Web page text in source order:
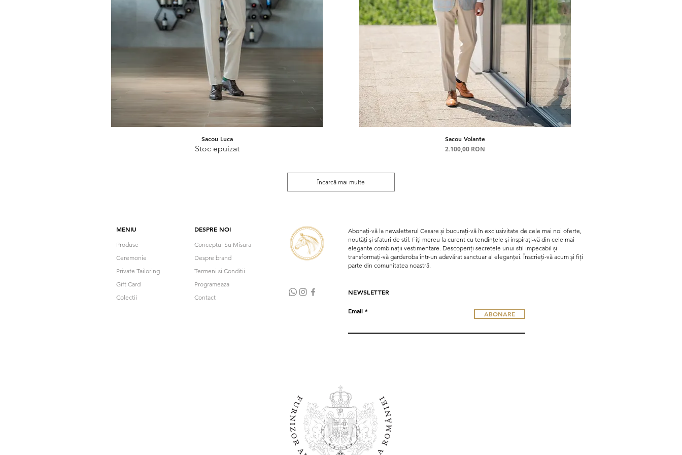
Afișare rapidă
Sacou Luca
Stoc epuizat
Afișare rapidă
Sacou Volante
Preț
2.100,00 RON
Încarcă mai multe
MENIU
Produse
Ceremonie
Private Tailoring
Gift Card
Colectii
DESPRE NOI
Conceptul Su Misura
Despre brand
Termeni si Conditii
Programeaza
Contact
Abonați-vă la newsletterul Cesare și bucurați-vă în exclusivitate de cele mai noi oferte,
noutăți și sfaturi de stil. Fiți mereu la curent cu tendințele și inspirați-vă din cele mai
elegante combinații vestimentare. Descoperiți secretele unui stil impecabil și
transformați-vă garderoba într-un adevărat sanctuar al eleganței. Înscrieți-vă acum și fiți
parte din comunitatea noastră.
NEWSLETTER
Email ABONARE